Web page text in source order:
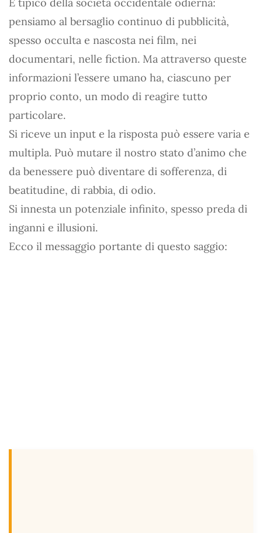
pensiamo al bersaglio continuo di pubblicità,
spesso occulta e nascosta nei film, nei
documentari, nelle fiction. Ma attraverso queste
informazioni l’essere umano ha, ciascuno per
proprio conto, un modo di reagire tutto
particolare.
Si riceve un input e la risposta può essere varia e
multipla. Può mutare il nostro stato d’animo che
da benessere può diventare di sofferenza, di
beatitudine, di rabbia, di odio.
Si innesta un potenziale infinito, spesso preda di
inganni e illusioni.
Ecco il messaggio portante di questo saggio: